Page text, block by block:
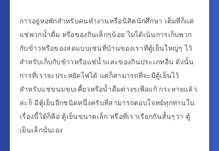
การอยู่หอพักสำหรับคนทำงานหรือนิสิตนักศึกษา เต็มที่ก็แค่
แช่พวกน้ำดื่ม หรือของกินเล็กๆน้อย ไมได้เน้นการเก็บพวก
กับข้าวหรือของสดแบบเช่นที่บ้านของเราที่ตู้เย็นใหญ่ๆ ไว้
สำหรับเก็บกับข้าวหรือแช่น้ำและของกินประเภทอื่น ดังนั้น
การที่เราจะประหยัดไฟได้ แต่ก็สามารถที่จะมีตู้เย็นไว้
สำหรับแช่ขนมขบเคี้ยวหรือน้ำดื่มต่างๆเพื่อแก้ กระหายแล้ว
ล่ะก็ มีตู้เย็นอีกชนิดหนึ่งครับที่สามารถตอบโจทย์ทุกท่านใน
เรื่องนี้ได้ก็คือ ตู้เย็นขนาดเล็ก หรือที่เราเรียกกันสั้นๆว่า ตู้
เย็นเล็กนั่นเอง